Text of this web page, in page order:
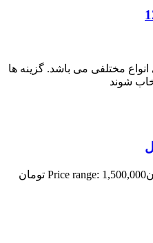
مختلفی می باشد. گزینه ها
شوند
Price range: 1,500,000 تومان